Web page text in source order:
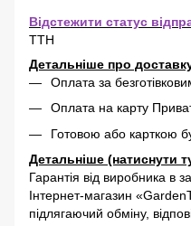
Відстежити статус
ТТН
Детальніше про
Оплата за
Оплата на карту
Готовою або карткою
Детальніше (натиснути
Гарантія від виробника в
Інтернет-магазин
підлягаючий обміну,